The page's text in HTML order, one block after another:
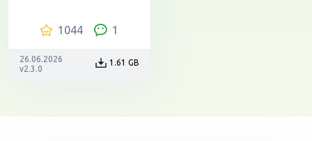
1044 1
26.06.2026
v2.3.0
1.61 GB